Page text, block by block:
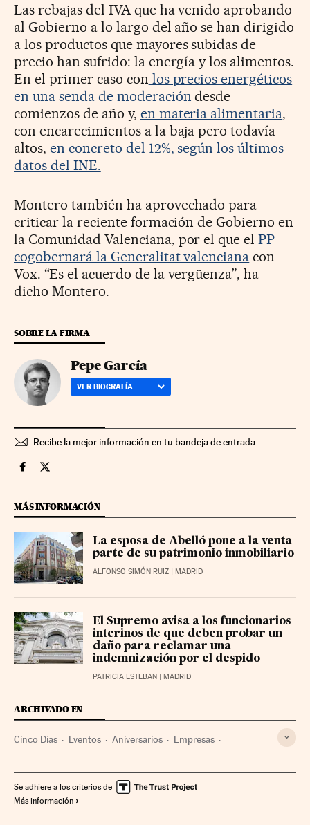
Las rebajas del IVA que ha venido aprobando
al Gobierno a lo largo del año se han dirigido
a los productos que mayores subidas de
precio han sufrido: la energía y los alimentos.
En el primer caso con los precios energéticos
en una senda de moderación desde
comienzos de año y, en materia alimentaria,
con encarecimientos a la baja pero todavía
altos, en concreto del 12%, según los últimos
datos del INE.
Montero también ha aprovechado para
criticar la reciente formación de Gobierno en
la Comunidad Valenciana, por el que elPP
cogobernará la Generalitat valenciana con
Vox. “Es el acuerdo de la vergüenza”, ha
dicho Montero.
SOBRE LA FIRMA
Pepe García
VER BIOGRAFÍA
Recibe la mejor información en tu bandeja de entrada
Aniversario Cinco Días en Facebook
Aniversario Cinco Días en Twitter
MÁS INFORMACIÓN
La esposa de Abelló pone a la venta
parte de su patrimonio inmobiliario
ALFONSO SIMÓN RUIZ | MADRID
El Supremo avisa a los funcionarios
interinos de que deben probar un
daño para reclamar una
indemnización por el despido
PATRICIA ESTEBAN | MADRID
ARCHIVADO EN
Cinco Días Eventos Aniversarios Empresas
Economía Función pública Hacienda pública
Se adhiere a los criterios de
Más información